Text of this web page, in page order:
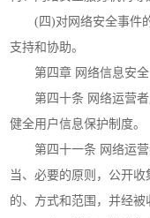
(四)对网络安全事件的
支持和协助。
第四章 网络信息安全
第四十条 网络运营者
健全用户信息保护制度。
第四十一条 网络运营
当、必要的原则，公开
的、方式和范围，并经被